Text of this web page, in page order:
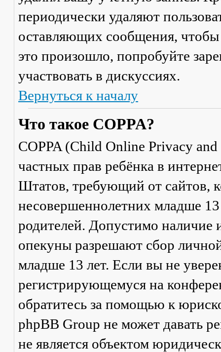
периодически удаляют
оставляющих сообщения,
это произошло, попробуйте
участвовать в дискуссиях.
Вернуться к началу
Что такое COPPA?
COPPA (Child Online Privacy
частных прав ребёнка в
Штатов, требующий от сайтов,
несовершеннолетних младше 13
родителей. Допустимо наличие
опекуны разрешают сбор
младше 13 лет. Если вы не
регистрирующемуся на
обратитесь за помощью к
phpBB Group не может давать
не является объектом